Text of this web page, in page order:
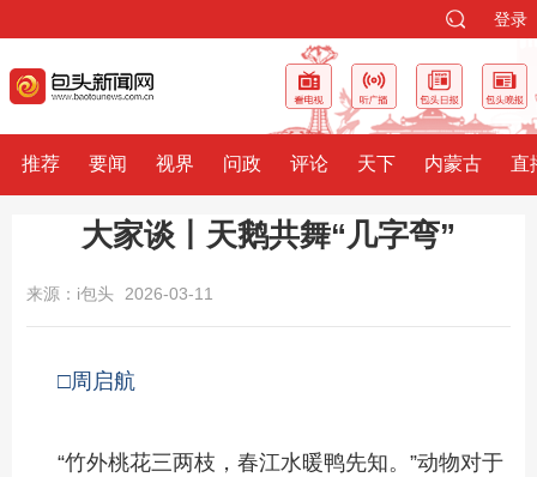
登录
推荐 要闻 视界 问政 评论 天下 内蒙古 直
大家谈丨天鹅共舞“几字弯”
来源：i包头 2026-03-11
□周启航
“竹外桃花三两枝，春江水暖鸭先知。”动物对于